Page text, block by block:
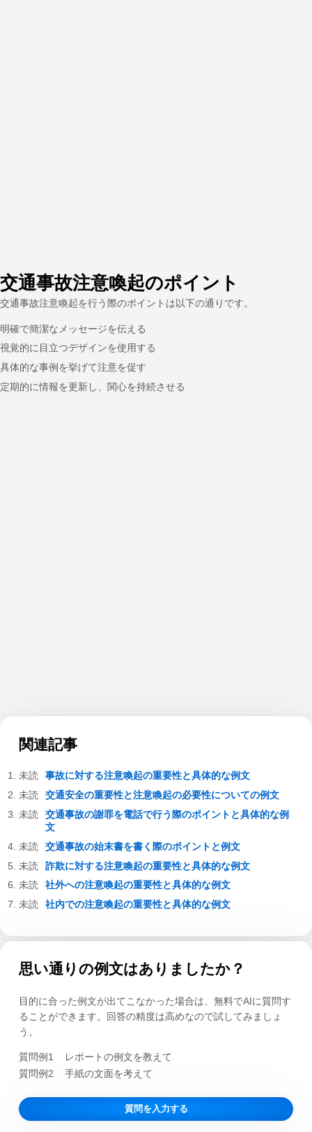
交通事故注意喚起のポイント
交通事故注意喚起を行う際のポイントは以下の通りです。
明確で簡潔なメッセージを伝える
視覚的に目立つデザインを使用する
具体的な事例を挙げて注意を促す
定期的に情報を更新し、関心を持続させる
関連記事
事故に対する注意喚起の重要性と具体的な例文
交通安全の重要性と注意喚起の必要性についての例文
交通事故の謝罪を電話で行う際のポイントと具体的な例
文
交通事故の始末書を書く際のポイントと例文
詐欺に対する注意喚起の重要性と具体的な例文
社外への注意喚起の重要性と具体的な例文
社内での注意喚起の重要性と具体的な例文
思い通りの例文はありましたか？
目的に合った例文が出てこなかった場合は、無料でAIに質問す
ることができます。回答の精度は高めなので試してみましょ
う。
質問例1
レポートの例文を教えて
質問例2
手紙の文面を考えて
質問を入力する